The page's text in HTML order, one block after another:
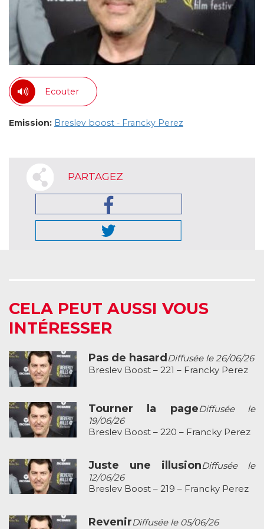
Ecouter
Emission: Breslev boost - Francky Perez
PARTAGEZ
CELA PEUT AUSSI VOUS
INTÉRESSER
Pas de hasard Diffusée le 26/06/26
Breslev Boost – 221 – Francky Perez
Tourner la pageDiffusée le
19/06/26
Breslev Boost – 220 – Francky Perez
Juste une illusionDiffusée le
12/06/26
Breslev Boost – 219 – Francky Perez
RevenirDiffusée le 05/06/26